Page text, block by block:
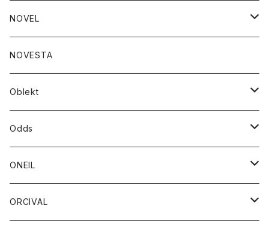
ジャケット
バッグ
グッズ
ウォレット
靴
トップス
ジャケット
シャツ
ボトム
ショートパンツ
パンツ
レディース
シャツ
Tシャツ
コート
ジャケット
アクセサリー
バッグ
ブレスレット
グッズ
靴
ストール/マフラー
トップス
シャツ
シャツジャケット
ボトム
ショートパンツ
ジーンズ
帽子
NOVEL
トップス
カットソー
スエット
ボトム
NOVESTA
Oblekt
ボトム
ショートパンツ
パンツ
レディース
ボトム
Odds
帽子
ONEIL
スカート
ORCIVAL